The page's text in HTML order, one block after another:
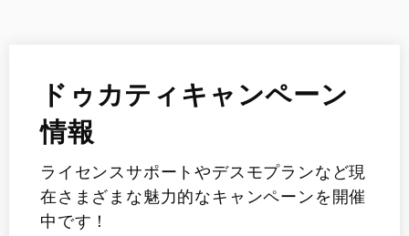
ドゥカティキャンペーン
情報
ライセンスサポートやデスモプランなど現
在さまざまな魅力的なキャンペーンを開催
中です！